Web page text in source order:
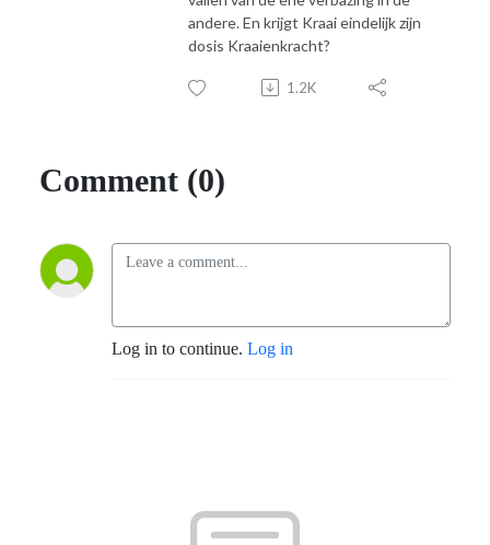
andere. En krijgt Kraai eindelijk zijn
dosis Kraaienkracht?
1.2K
Comment (0)
Log in to continue. Log in